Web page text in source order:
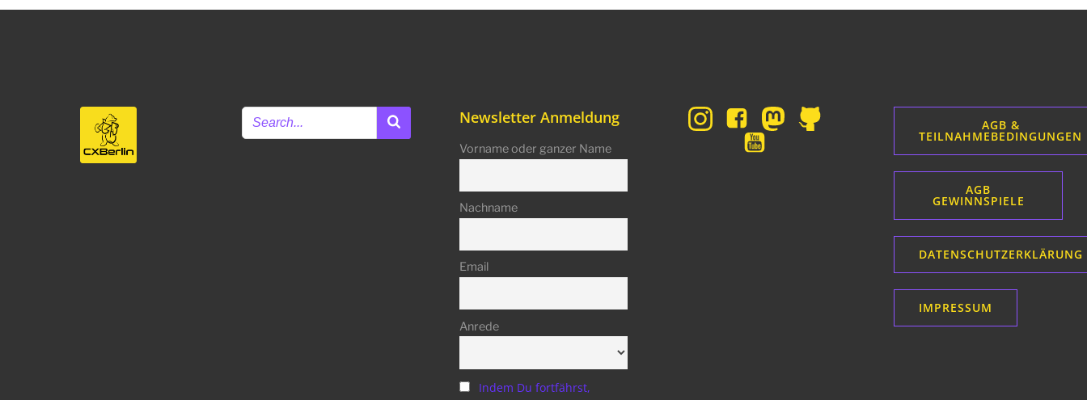
Newsletter Anmeldung
Vorname oder ganzer Name
Nachname
Email
Anrede
Indem Du fortfährst,
AGB &
TEILNAHMEBEDINGUNGEN
AGB
GEWINNSPIELE
DATENSCHUTZERKLÄRUNG
IMPRESSUM